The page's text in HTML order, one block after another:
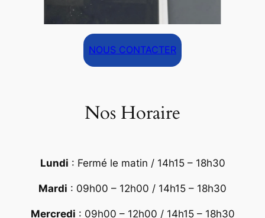
NOUS CONTACTER
Nos Horaire
Lundi : Fermé le matin / 14h15 – 18h30
Mardi : 09h00 – 12h00 / 14h15 – 18h30
Mercredi : 09h00 – 12h00 / 14h15 – 18h30